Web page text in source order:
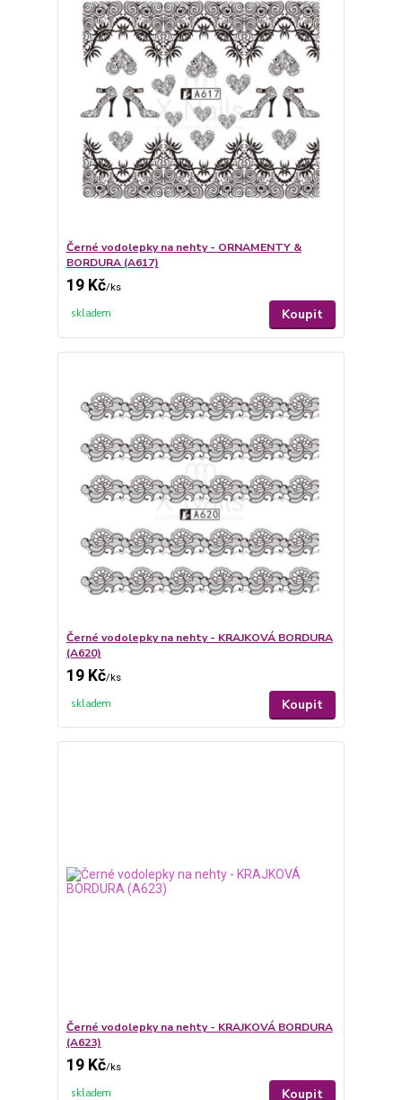
Černé vodolepky na nehty - ORNAMENTY &
BORDURA (A617)
19 Kč/ks
skladem Koupit
Černé vodolepky na nehty - KRAJKOVÁ BORDURA
(A620)
19 Kč/ks
skladem Koupit
Černé vodolepky na nehty - KRAJKOVÁ BORDURA
(A623)
19 Kč/ks
skladem Koupit